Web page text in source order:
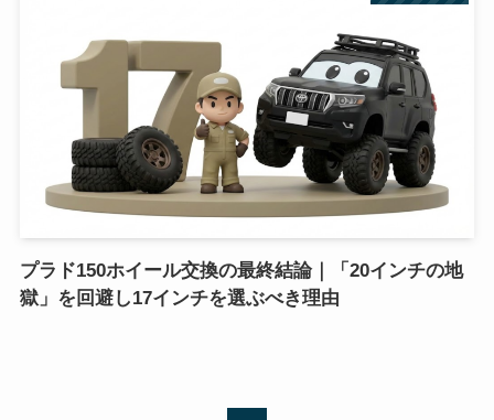
プラド150ホイール交換の最終結論｜「20インチの地
獄」を回避し17インチを選ぶべき理由